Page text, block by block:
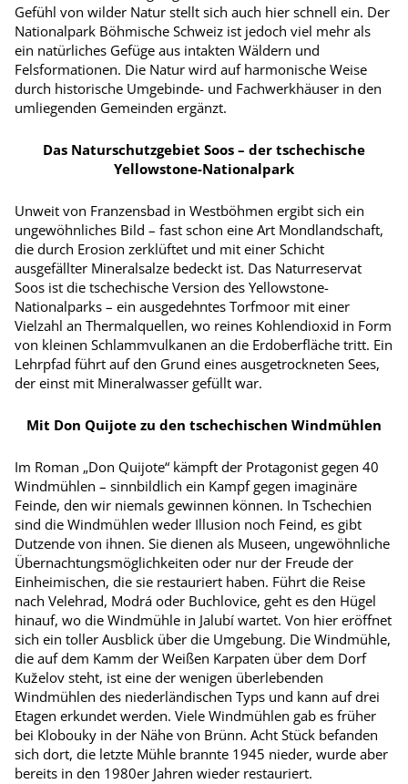
Gefühl von wilder Natur stellt sich auch hier schnell ein. Der
Nationalpark Böhmische Schweiz ist jedoch viel mehr als
ein natürliches Gefüge aus intakten Wäldern und
Felsformationen. Die Natur wird auf harmonische Weise
durch historische Umgebinde- und Fachwerkhäuser in den
umliegenden Gemeinden ergänzt.
Das Naturschutzgebiet Soos – der tschechische
Yellowstone-Nationalpark
Unweit von Franzensbad in Westböhmen ergibt sich ein
ungewöhnliches Bild – fast schon eine Art Mondlandschaft,
die durch Erosion zerklüftet und mit einer Schicht
ausgefällter Mineralsalze bedeckt ist. Das Naturreservat
Soos ist die tschechische Version des Yellowstone-
Nationalparks – ein ausgedehntes Torfmoor mit einer
Vielzahl an Thermalquellen, wo reines Kohlendioxid in Form
von kleinen Schlammvulkanen an die Erdoberfläche tritt. Ein
Lehrpfad führt auf den Grund eines ausgetrockneten Sees,
der einst mit Mineralwasser gefüllt war.
Mit Don Quijote zu den tschechischen Windmühlen
Im Roman „Don Quijote“ kämpft der Protagonist gegen 40
Windmühlen – sinnbildlich ein Kampf gegen imaginäre
Feinde, den wir niemals gewinnen können. In Tschechien
sind die Windmühlen weder Illusion noch Feind, es gibt
Dutzende von ihnen. Sie dienen als Museen, ungewöhnliche
Übernachtungsmöglichkeiten oder nur der Freude der
Einheimischen, die sie restauriert haben. Führt die Reise
nach Velehrad, Modrá oder Buchlovice, geht es den Hügel
hinauf, wo die Windmühle in Jalubí wartet. Von hier eröffnet
sich ein toller Ausblick über die Umgebung. Die Windmühle,
die auf dem Kamm der Weißen Karpaten über dem Dorf
Kuželov steht, ist eine der wenigen überlebenden
Windmühlen des niederländischen Typs und kann auf drei
Etagen erkundet werden. Viele Windmühlen gab es früher
bei Klobouky in der Nähe von Brünn. Acht Stück befanden
sich dort, die letzte Mühle brannte 1945 nieder, wurde aber
bereits in den 1980er Jahren wieder restauriert.